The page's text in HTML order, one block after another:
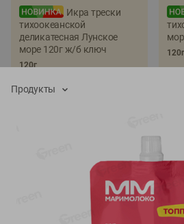
Икра трески
тихоокеанской
деликатесная Лунское
море 120г ж/б ключ
120г
120г
Продукты